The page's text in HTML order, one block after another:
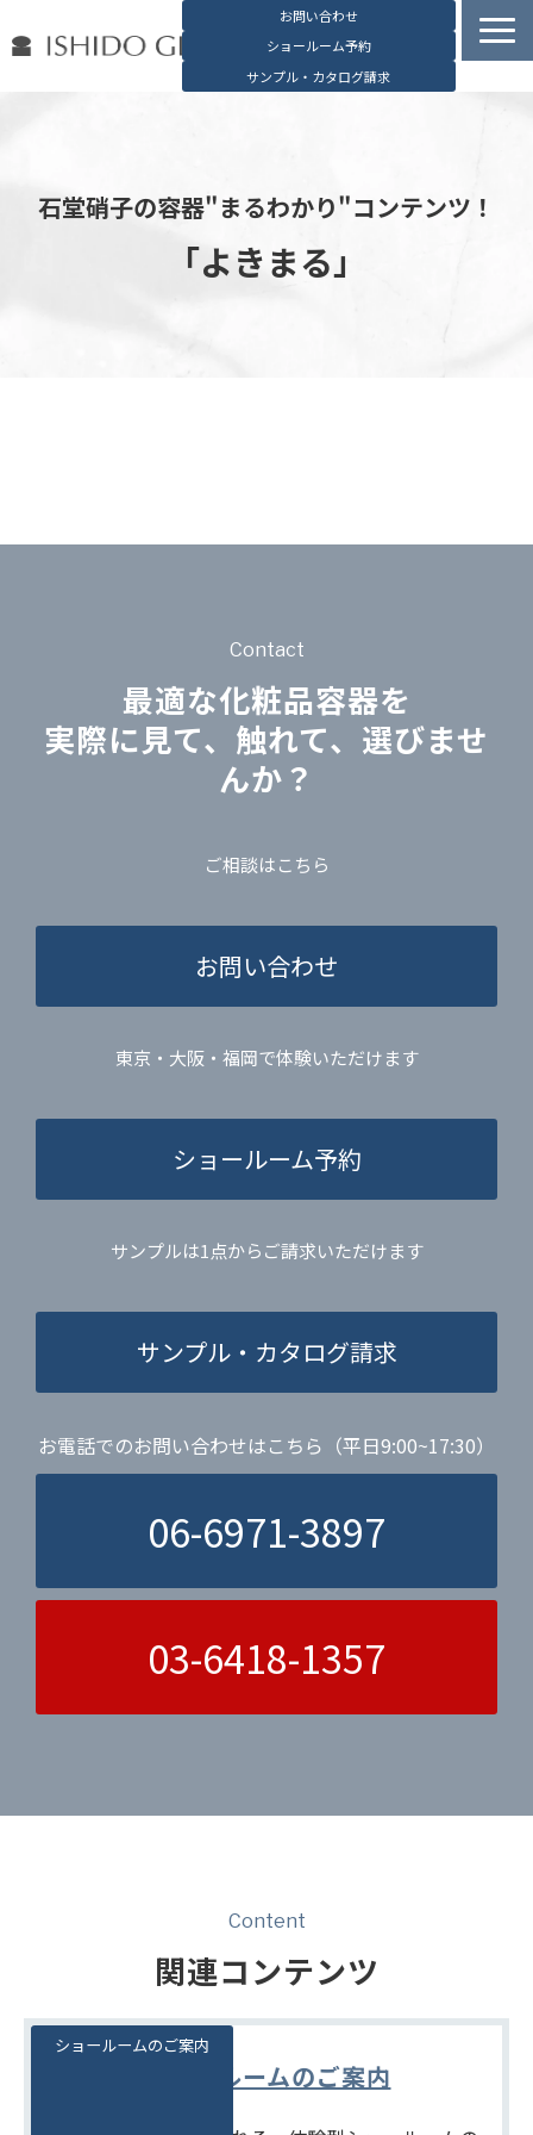
お問い合わせ
ショールーム予約
サンプル・カタログ請求
石堂硝子の特長
石堂硝子が選ばれる理由
お役立ち資料
石堂硝子の容器"まるわかり"コンテンツ！
「よきまる」
Contact
最適な化粧品容器を
実際に見て、触れて、選びませ
んか？
ご相談はこちら
お問い合わせ
東京・大阪・福岡で体験いただけます
ショールーム予約
サンプルは1点からご請求いただけます
サンプル・カタログ請求
お電話でのお問い合わせはこちら（平日9:00~17:30）
06-6971-3897
03-6418-1357
Content
関連コンテンツ
ショールームのご案内
ショールームのご案内